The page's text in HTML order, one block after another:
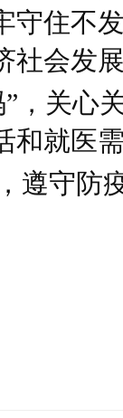
守住不
社会发
，关心
和就医
遵守防